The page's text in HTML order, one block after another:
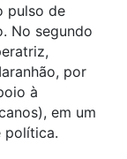
pulso de
No segundo
por
à
em um
política.